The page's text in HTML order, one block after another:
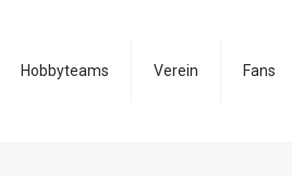
Hobbyteams Verein Fans